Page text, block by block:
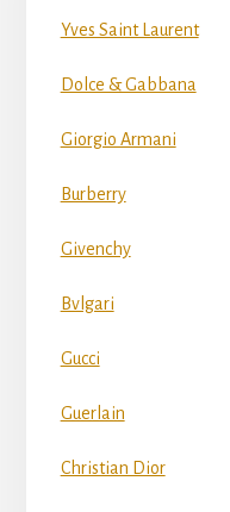
Yves Saint Laurent
Dolce & Gabbana
Giorgio Armani
Burberry
Givenchy
Bvlgari
Gucci
Guerlain
Christian Dior